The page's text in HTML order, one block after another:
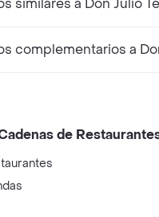
similares a Don Julio
complementarios a
de